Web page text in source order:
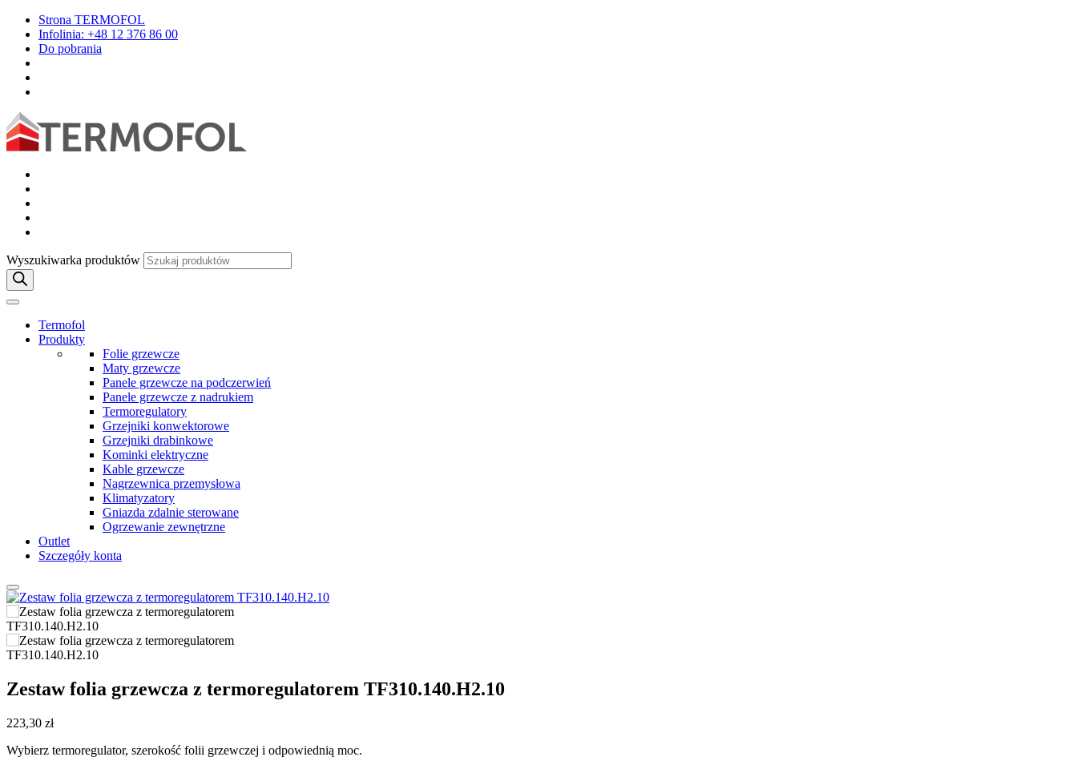
Strona TERMOFOL
Infolinia: +48 12 376 86 00
Do pobrania
Wyszukiwarka produktów
Termofol
Produkty
Folie grzewcze
Maty grzewcze
Panele grzewcze na podczerwień
Panele grzewcze z nadrukiem
Termoregulatory
Grzejniki konwektorowe
Grzejniki drabinkowe
Kominki elektryczne
Kable grzewcze
Nagrzewnica przemysłowa
Klimatyzatory
Gniazda zdalnie sterowane
Ogrzewanie zewnętrzne
Outlet
Szczegóły konta
Zestaw folia grzewcza z termoregulatorem TF310.140.H2.10
223,30 zł
Wybierz termoregulator, szerokość folii grzewczej i odpowiednią moc.